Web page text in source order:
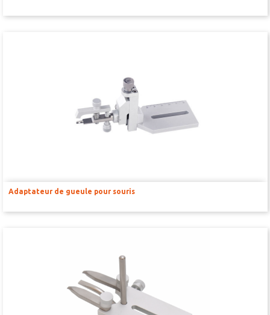
Produits de séparation de cellules
Incubateurs de C02
AMPLIFICATEURS ET STIMULATEURS POUR BAINS D’ORGANE
UNITÉ D’ACQUISITION DE SIGNAUX
Adaptateur de gueule pour souris